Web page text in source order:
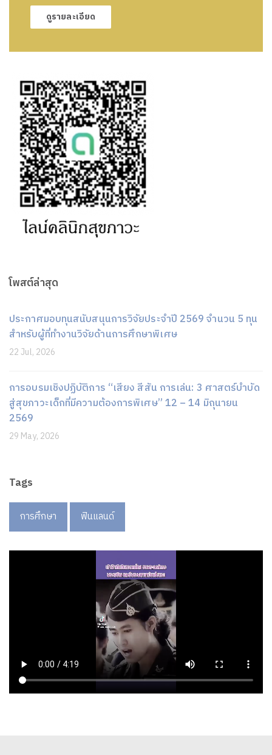
ดูรายละเอียด
โพสต์ล่าสุด
ประกาศมอบทุนสนับสนุนการวิจัยประจำปี 2569 จำนวน 5 ทุน
สำหรับผู้ที่ทำงานวิจัยด้านการศึกษาพิเศษ
22 Jul, 2026
การอบรมเชิงปฏิบัติการ “เสียง สีสัน การเล่น: 3 ศาสตร์บำบัด
สู่สุขภาวะเด็กที่มีความต้องการพิเศษ” 12 – 14 มิถุนายน
2569
29 May, 2026
Tags
การศึกษา ฟินแลนด์